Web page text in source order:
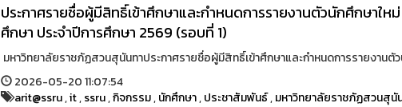
ประกาศรายชื่อผู้มีสิทธิ์เข้าศึกษาและกำหนดการรายงานตัวนักศึกษาใ
ศึกษา ประจำปีการศึกษา 2569 (รอบที่ 1)
มหาวิทยาลัยราชภัฏสวนสุนันทาประกาศรายชื่อผู้มีสิทธิ์เข้าศึกษาและกำหนดการรายงานตัว
2026-05-20 11:07:54
arit@ssru,it,ssru,กิจกรรม,นักศึกษา,ประชาสัมพันธ์,มหาวิทยาลัยราชภัฏสวนสุนั